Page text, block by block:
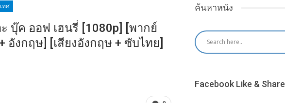
ทศ
ะ บุ๊ค ออฟ เฮนรี่ [1080p] [พากย์
อังกฤษ] [เสียงอังกฤษ + ซับไทย]
ค้นหาหนัง
Facebook Like & Share